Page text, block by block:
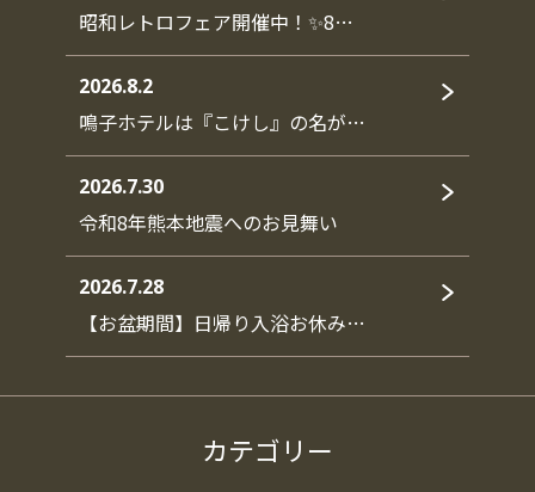
昭和レトロフェア開催中！✨8…
2026.8.2
鳴子ホテルは『こけし』の名が…
2026.7.30
令和8年熊本地震へのお見舞い
2026.7.28
【お盆期間】日帰り入浴お休み…
カテゴリー